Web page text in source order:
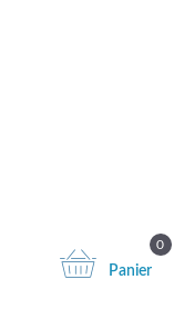
Panier
0